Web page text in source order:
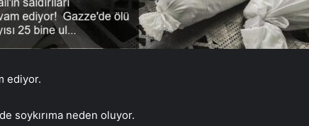
ediyor.
soykırıma neden oluyor.